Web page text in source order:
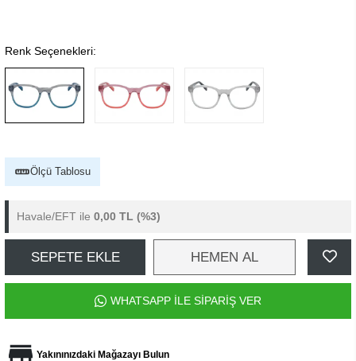
Renk Seçenekleri:
Ölçü Tablosu
Havale/EFT ile 0,00 TL (%3)
SEPETE EKLE HEMEN AL
WHATSAPP İLE SİPARİŞ VER
Yakınınızdaki Mağazayı Bulun